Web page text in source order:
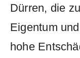
Dürren, die
Eigentum‍
hohe